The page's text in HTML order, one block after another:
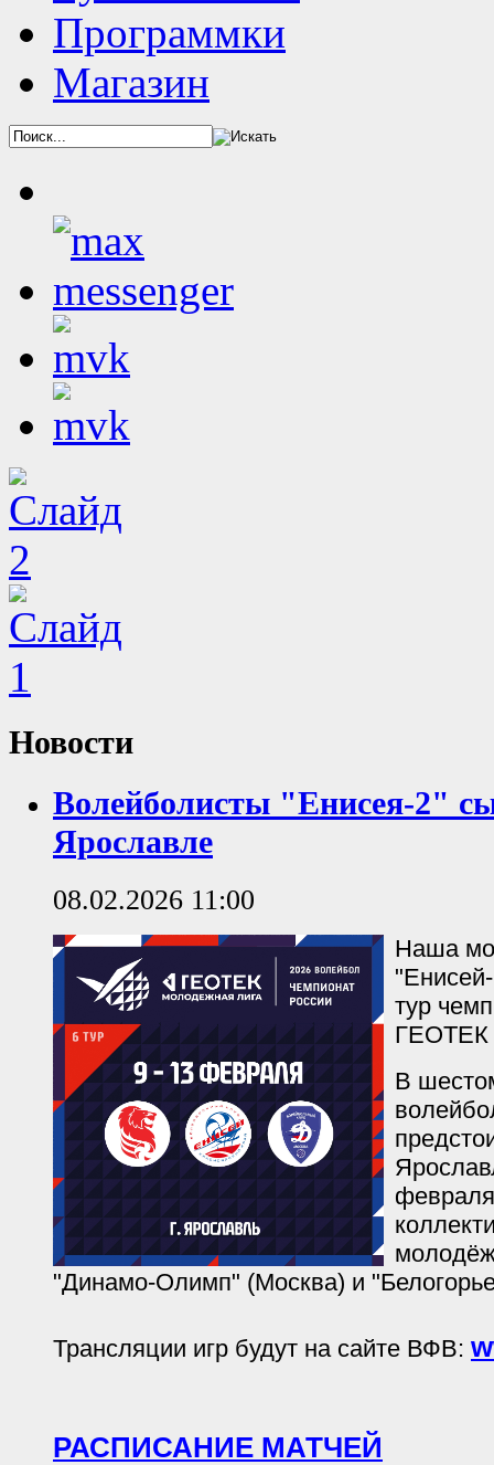
Программки
Магазин
Новости
Волейболисты "Енисея-2"
Ярославле
08.02.2026 11:00
Наша
тур
ГЕОТЕК
В
"Динамо-Олимп" (Москва) и
Трансляции игр будут на сайте ВФВ:
РАСПИСАНИЕ МАТЧЕЙ